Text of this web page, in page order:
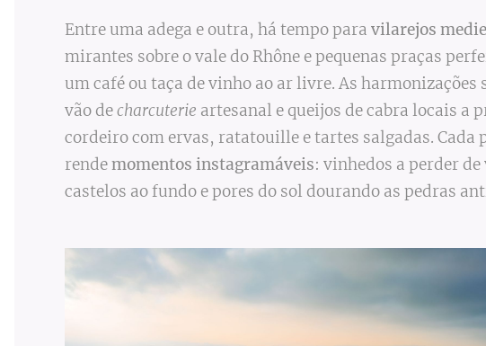
Entre uma adega e outra, há tempo para vilarejos
mirantes sobre o vale do Rhône e pequenas praças
um café ou taça de vinho ao ar livre. As harmonizações
vão decharcuterie artesanal e queijos de cabra locais a
cordeiro com ervas, ratatouille e tartes salgadas. Cada
rendemomentos instagramáveis: vinhedos a perder
castelos ao fundo e pores do sol dourando as pedras